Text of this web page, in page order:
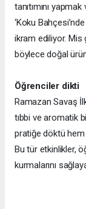
tanıtımını
‘Koku
ikram ediliyor. Mis
böylece doğal
Öğrenciler dikti
Ramazan Savaş
tıbbi ve aromatik
pratiğe döktü
Bu tür etkinlikler,
kurmalarını